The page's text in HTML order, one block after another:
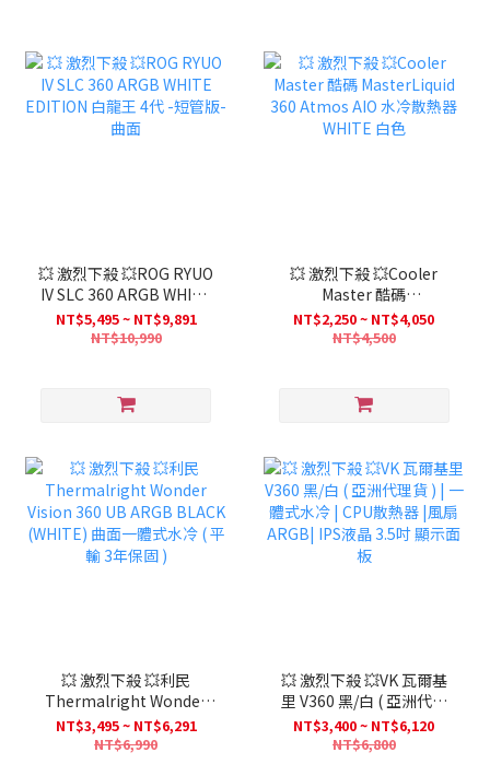
💥 激烈下殺 💥ROG RYUO
IV SLC 360 ARGB WHITE
EDITION 白龍王 4代 -短管
版- 曲面
NT$5,495 ~ NT$9,891
NT$10,990
💥 激烈下殺 💥Cooler
Master 酷碼
MasterLiquid 360 Atmos
AIO 水冷散熱器 WHITE 白
NT$2,250 ~ NT$4,050
NT$4,500
💥 激烈下殺 💥利民
Thermalright Wonder
Vision 360 UB ARGB
BLACK (WHITE) 曲面一體
NT$3,495 ~ NT$6,291
NT$6,990
💥 激烈下殺 💥VK 瓦爾基
里 V360 黑/白 ( 亞洲代理
貨 ) | 一體式水冷 | CPU散
熱器 |風扇ARGB| IPS液晶
NT$3,400 ~ NT$6,120
NT$6,800